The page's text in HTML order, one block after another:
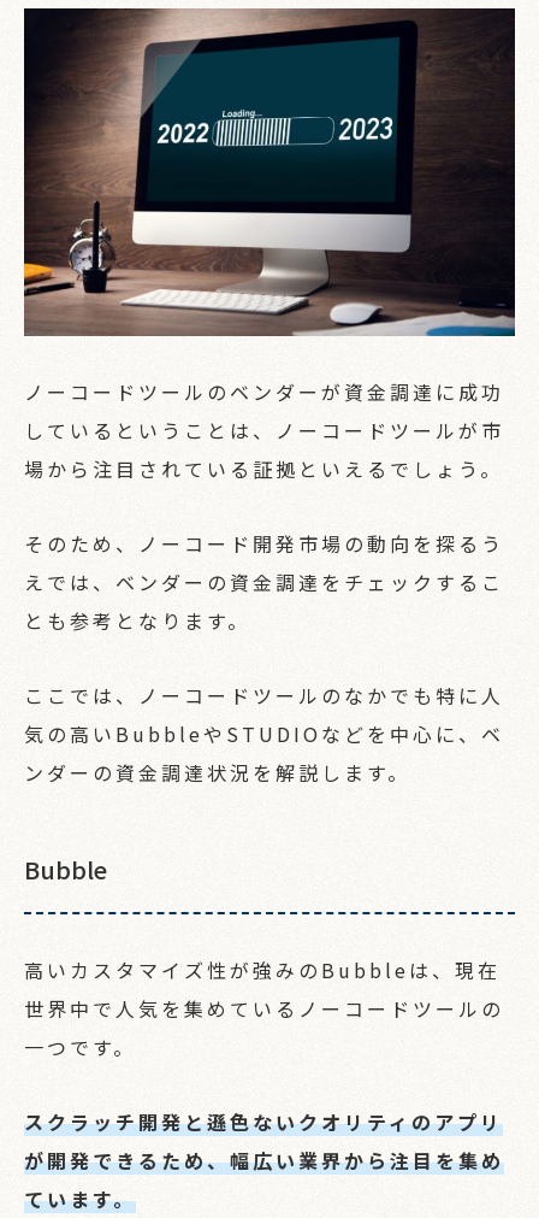
ノーコードツールのベンダーが資金調達に成功
しているということは、ノーコードツールが市
場から注目されている証拠といえるでしょう。
そのため、ノーコード開発市場の動向を探るう
えでは、ベンダーの資金調達をチェックするこ
とも参考となります。
ここでは、ノーコードツールのなかでも特に人
気の高いBubbleやSTUDIOなどを中心に、ベ
ンダーの資金調達状況を解説します。
Bubble
高いカスタマイズ性が強みのBubbleは、現在
世界中で人気を集めているノーコードツールの
一つです。
スクラッチ開発と遜色ないクオリティのアプリ
が開発できるため、幅広い業界から注目を集め
ています。